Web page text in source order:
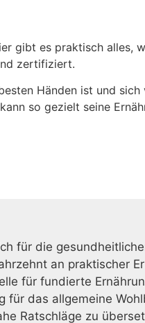
gibt es praktisch alles,
zertifiziert.
Händen ist und
so gezielt seine
für die
an praktischer
für fundierte
für das allgemeine
Ratschläge zu